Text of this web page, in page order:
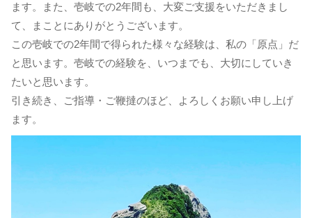
ます。また、壱岐での2年間も、大変ご支援をいただきまし
て、まことにありがとうございます。
この壱岐での2年間で得られた様々な経験は、私の「原点」だ
と思います。壱岐での経験を、いつまでも、大切にしていき
たいと思います。
引き続き、ご指導・ご鞭撻のほど、よろしくお願い申し上げ
ます。